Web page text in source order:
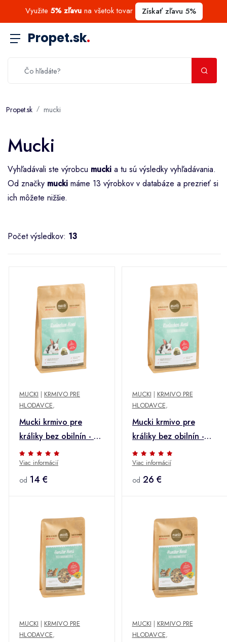
Využite 5% zľavu na všetok tovar Získať zľavu 5%
Propet.sk.
Propet.sk mucki
Mucki
Vyhľadávali ste výrobcu mucki a tu sú výsledky vyhľadávania.
Od značky mucki máme 13 výrobkov v databáze a prezrieť si
ich môžete nižšie.
Počet výsledkov: 13
MUCKI | KRMIVO PRE
HLODAVCE,
Mucki krmivo pre
králiky bez obilnín - 2
kg
Viac informácií
od 14 €
MUCKI | KRMIVO PRE
HLODAVCE,
Mucki krmivo pre
králiky bez obilnín -
Výhodné balenie: 2 ×
2 kg
Viac informácií
od 26 €
MUCKI | KRMIVO PRE
HLODAVCE,
MUCKI | KRMIVO PRE
HLODAVCE,